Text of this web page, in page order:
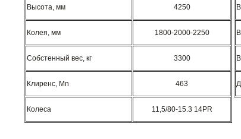
Высота, мм 4250
Колея, мм 1800-2000-2250
Собстенный вес, кг 3300
Клиренс, Mn 463
Колеса 11,5/80-15.3 14PR